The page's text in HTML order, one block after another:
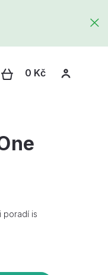
0 Kč
poradí is